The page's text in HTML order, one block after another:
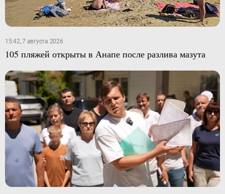
15:42, 7 августа 2026
105 пляжей открыты в Анапе после разлива мазута